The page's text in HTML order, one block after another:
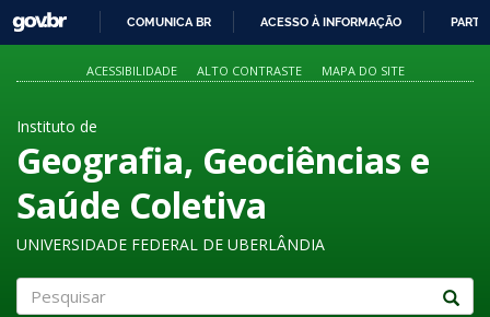
PARA
O
GOVBR
COMUNICA BR ACESSO À INFORMAÇÃO
ACESSIBILIDADE ALTO CONTRASTE MAPA DO SITE
Instituto de
Geografia, Geociências e
Saúde Coletiva
UNIVERSIDADE FEDERAL DE UBERLÂNDIA